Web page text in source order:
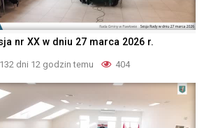
nr XX w dniu 27 marca 2026 r.
132 dni 12 godzin temu 404